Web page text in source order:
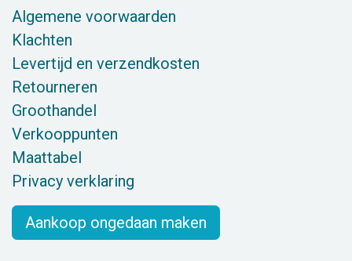
Algemene voorwaarden
Klachten
Levertijd en verzendkosten
Retourneren
Groothandel
Verkooppunten
Maattabel
Privacy verklaring
Aankoop ongedaan maken